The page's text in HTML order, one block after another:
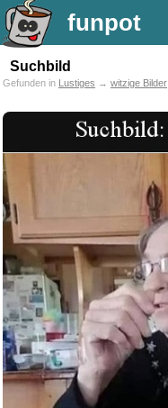
funpot
Suchbild
Gefunden in Lustiges → witzige Bilder